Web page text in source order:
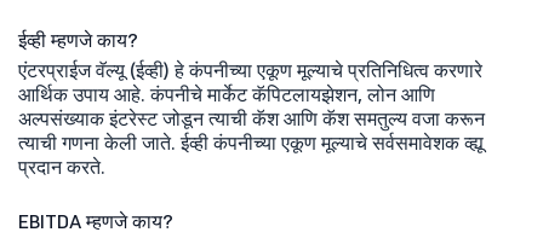
ईव्ही म्हणजे काय?
एंटरप्राईज वॅल्यू (ईव्ही) हे कंपनीच्या एकूण मूल्याचे प्रतिनिधित्व करणारे
आर्थिक उपाय आहे. कंपनीचे मार्केट कॅपिटलायझेशन, लोन आणि
अल्पसंख्याक इंटरेस्ट जोडून त्याची कॅश आणि कॅश समतुल्य वजा करून
त्याची गणना केली जाते. ईव्ही कंपनीच्या एकूण मूल्याचे सर्वसमावेशक व्ह्यू
प्रदान करते.
EBITDA म्हणजे काय?